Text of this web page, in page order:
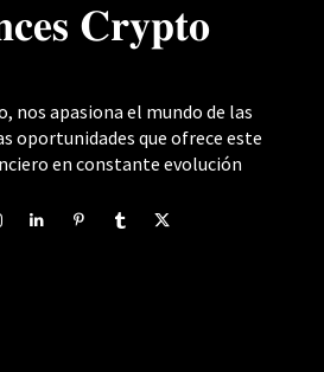
𝐂𝐫𝐲𝐩𝐭𝐨
nos apasiona el mundo de las
oportunidades que ofrece este
en constante evolución